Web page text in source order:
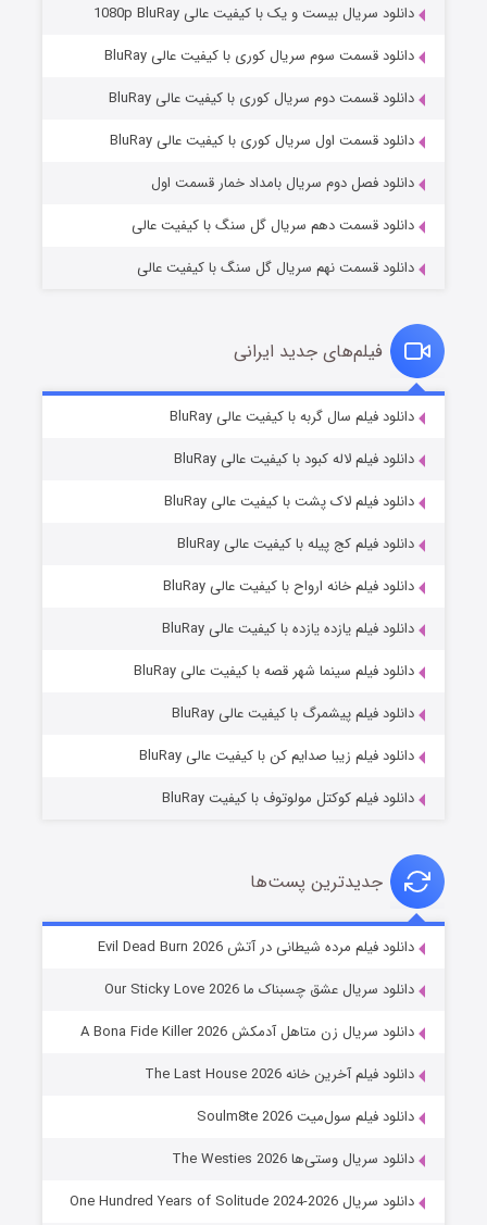
وستی ها
قسمت۱ (زیرنویس) منتشر شد
قسمت۶ (زیرنویس) منتشر شد
شوهر
دانلود سریال بیست و یک با کیفیت عالی 1080p BluRay
دانلود قسمت سوم سریال کوری با کیفیت عالی BluRay
دانلود قسمت دوم سریال کوری با کیفیت عالی BluRay
دانلود قسمت اول سریال کوری با کیفیت عالی BluRay
دانلود فصل دوم سریال بامداد خمار قسمت اول
دانلود قسمت دهم سریال گل سنگ با کیفیت عالی
دانلود قسمت نهم سریال گل سنگ با کیفیت عالی
فیلم‌های جدید ایرانی
دانلود فیلم سال گربه با کیفیت عالی BluRay
دانلود فیلم لاله کبود با کیفیت عالی BluRay
دانلود فیلم لاک پشت با کیفیت عالی BluRay
دانلود فیلم کج‌ پیله با کیفیت عالی BluRay
دانلود فیلم خانه ارواح با کیفیت عالی BluRay
دانلود فیلم یازده یازده با کیفیت عالی BluRay
دانلود فیلم سینما شهر قصه با کیفیت عالی BluRay
دانلود فیلم پیشمرگ با کیفیت عالی BluRay
دانلود فیلم زیبا صدایم کن با کیفیت عالی BluRay
دانلود فیلم کوکتل مولوتوف با کیفیت BluRay
جدیدترین پست‌ها
دانلود فیلم مرده شیطانی در آتش Evil Dead Burn 2026
دانلود سریال عشق چسبناک ما Our Sticky Love 2026
دانلود سریال زن متاهل آدمکش A Bona Fide Killer 2026
دانلود فیلم آخرین خانه The Last House 2026
دانلود فیلم سول‌میت Soulm8te 2026
دانلود سریال وستی‌ها The Westies 2026
دانلود سریال One Hundred Years of Solitude 2024-2026